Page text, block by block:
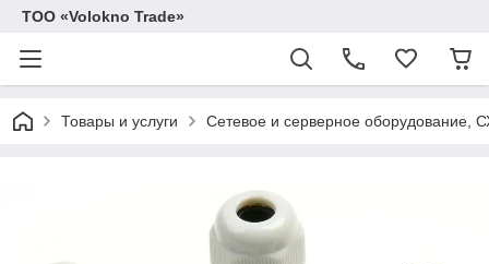
ТОО «Volokno Trade»
Товары и услуги Сетевое и серверное оборудование,